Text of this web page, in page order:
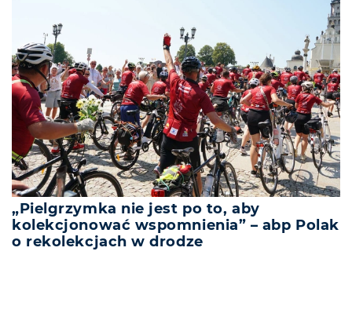
„Pielgrzymka nie jest po to, aby
kolekcjonować wspomnienia” – abp Polak
o rekolekcjach w drodze